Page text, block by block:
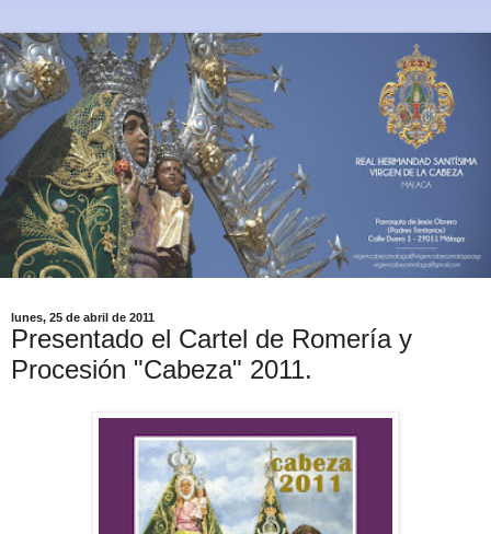
lunes, 25 de abril de 2011
Presentado el Cartel de Romería y
Procesión "Cabeza" 2011.